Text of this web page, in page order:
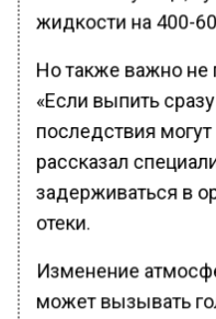
жидкости на 400-
Но также важно не
«Если выпить
последствия
рассказал
задерживаться в
отеки.
Изменение
может вызывать